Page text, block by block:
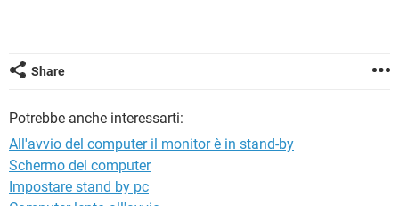
Share
Potrebbe anche interessarti:
All'avvio del computer il monitor è in stand-by
Schermo del computer
Impostare stand by pc